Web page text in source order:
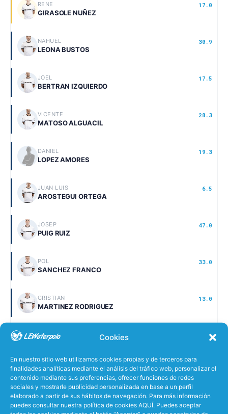
Cookies
En nuestro sitio web utilizamos cookies propias y de terceros para
finalidades analíticas mediante el análisis del tráfico web, personalizar el
contenido mediante sus preferencias, ofrecer funciones de redes
sociales y mostrarle publicidad personalizada en base a un perfil
elaborado a partir de sus hábitos de navegación. Para más información
puedes consultar nuestra política de cookies AQUÍ. Puedes aceptar
RENE 17.0
GIRASOLE NUÑEZ
NAHUEL 30.9
LEONA BUSTOS
JOEL 17.5
BERTRAN IZQUIERDO
VICENTE 28.3
MATOSO ALGUACIL
DANIEL 19.3
LOPEZ AMORES
JUAN LUIS 6.5
AROSTEGUI ORTEGA
JOSEP 47.0
PUIG RUIZ
POL 33.0
SANCHEZ FRANCO
CRISTIAN 13.0
MARTINEZ RODRIGUEZ
DANIEL 11.6
DIAZ MARROQUIN
JANOS 47.1
BAKSA
JUAN CARLOS 43.9